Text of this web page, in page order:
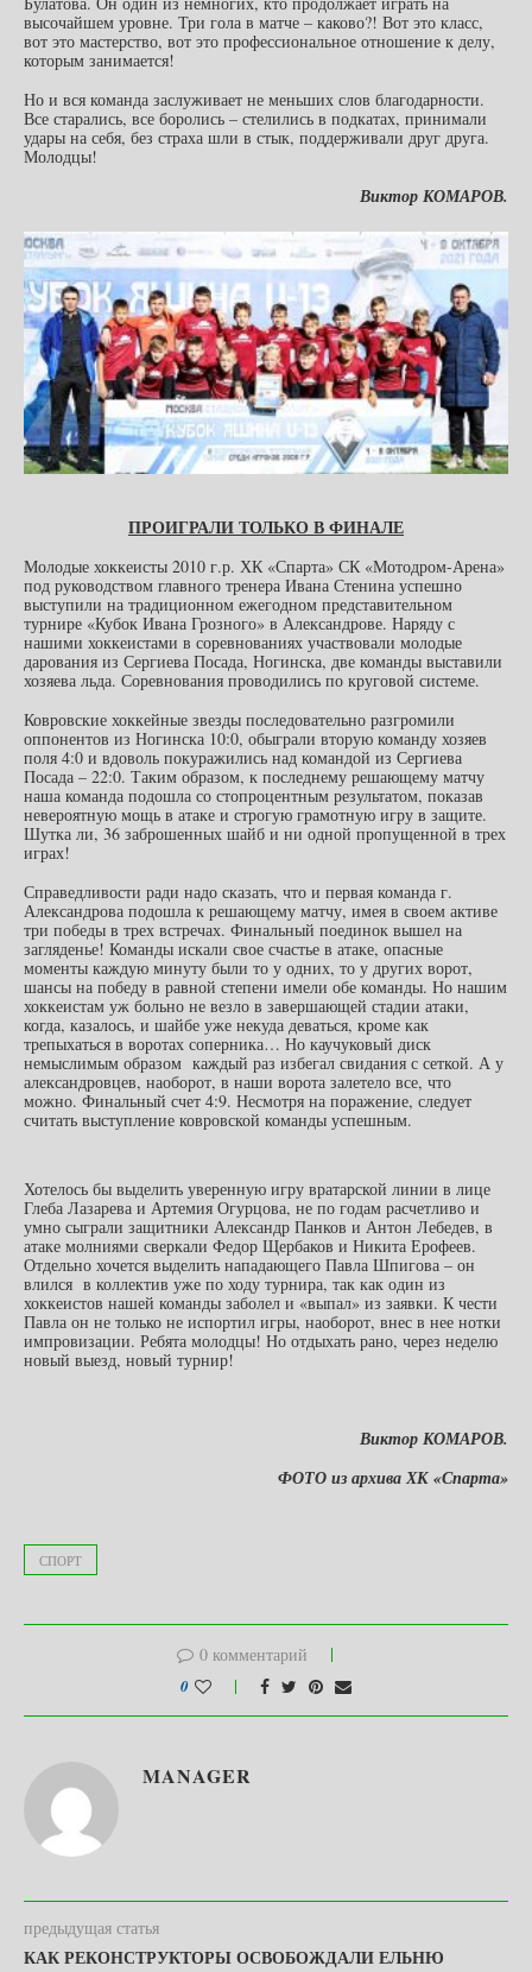
высочайшем уровне. Три гола в матче – каково?! Вот это класс,
вот это мастерство, вот это профессиональное отношение к делу,
которым занимается!
Но и вся команда заслуживает не меньших слов благодарности.
Все старались, все боролись – стелились в подкатах, принимали
удары на себя, без страха шли в стык, поддерживали друг друга.
Молодцы!
Виктор КОМАРОВ.
ПРОИГРАЛИ ТОЛЬКО В ФИНАЛЕ
Молодые хоккеисты 2010 г.р. ХК «Спарта» СК «Мотодром-Арена»
под руководством главного тренера Ивана Стенина успешно
выступили на традиционном ежегодном представительном
турнире «Кубок Ивана Грозного» в Александрове. Наряду с
нашими хоккеистами в соревнованиях участвовали молодые
дарования из Сергиева Посада, Ногинска, две команды выставили
хозяева льда. Соревнования проводились по круговой системе.
Ковровские хоккейные звезды последовательно разгромили
оппонентов из Ногинска 10:0, обыграли вторую команду хозяев
поля 4:0 и вдоволь покуражились над командой из Сергиева
Посада – 22:0. Таким образом, к последнему решающему матчу
наша команда подошла со стопроцентным результатом, показав
невероятную мощь в атаке и строгую грамотную игру в защите.
Шутка ли, 36 заброшенных шайб и ни одной пропущенной в трех
играх!
Справедливости ради надо сказать, что и первая команда г.
Александрова подошла к решающему матчу, имея в своем активе
три победы в трех встречах. Финальный поединок вышел на
загляденье! Команды искали свое счастье в атаке, опасные
моменты каждую минуту были то у одних, то у других ворот,
шансы на победу в равной степени имели обе команды. Но нашим
хоккеистам уж больно не везло в завершающей стадии атаки,
когда, казалось, и шайбе уже некуда деваться, кроме как
трепыхаться в воротах соперника… Но каучуковый диск
немыслимым образом каждый раз избегал свидания с сеткой. А у
александровцев, наоборот, в наши ворота залетело все, что
можно. Финальный счет 4:9. Несмотря на поражение, следует
считать выступление ковровской команды успешным.
Хотелось бы выделить уверенную игру вратарской линии в лице
Глеба Лазарева и Артемия Огурцова, не по годам расчетливо и
умно сыграли защитники Александр Панков и Антон Лебедев, в
атаке молниями сверкали Федор Щербаков и Никита Ерофеев.
Отдельно хочется выделить нападающего Павла Шпигова – он
влился в коллектив уже по ходу турнира, так как один из
хоккеистов нашей команды заболел и «выпал» из заявки. К чести
Павла он не только не испортил игры, наоборот, внес в нее нотки
импровизации. Ребята молодцы! Но отдыхать рано, через неделю
новый выезд, новый турнир!
Виктор КОМАРОВ.
ФОТО из архива ХК «Спарта»
СПОРТ
0 комментарий
0
MANAGER
предыдущая статья
КАК РЕКОНСТРУКТОРЫ ОСВОБОЖДАЛИ ЕЛЬНЮ